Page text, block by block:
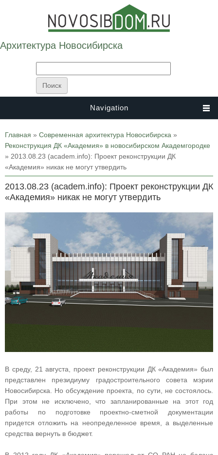
Архитектура Новосибирска
Navigation
Вы здесь
Главная » Современная архитектура Новосибирска »
Реконструкция ДК «Академия» в новосибирском Академгородке
» 2013.08.23 (academ.info): Проект реконструкции ДК
«Академия» никак не могут утвердить
2013.08.23 (academ.info): Проект реконструкции ДК
«Академия» никак не могут утвердить
В среду, 21 августа, проект реконструкции ДК «Академия» был
представлен президиуму градостроительного совета мэрии
Новосибирска. Но обсуждение проекта, по сути, не состоялось.
При этом не исключено, что запланированные на этот год
работы по подготовке проектно-сметной документации
придется отложить на неопределенное время, а выделенные
средства вернуть в бюджет.